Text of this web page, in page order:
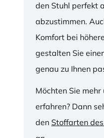
den Stuhl perfekt
abzustimmen.
Komfort bei
gestalten Sie
genau zu Ihnen
Möchten Sie
erfahren? Dann
den Stoffarten